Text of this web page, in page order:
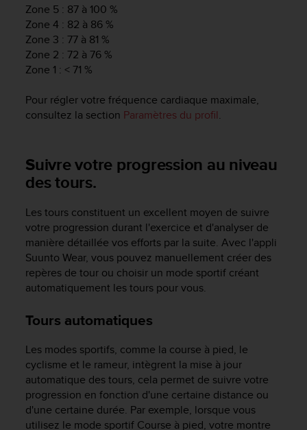
Zone 5 : 87 à 100 %
Zone 4 : 82 à 86 %
Zone 3 : 77 à 81 %
Zone 2 : 72 à 76 %
Zone 1 : < 71 %
Pour régler votre fréquence cardiaque maximale,
consultez la section Paramètres du profil.
Suivre votre progression au niveau
des tours.
Les tours constituent un excellent moyen de suivre
votre progression durant l'exercice et d'analyser de
manière détaillée vos efforts par la suite. Avec l'appli
Suunto Wear, vous pouvez manuellement créer des
repères de tour ou choisir un mode sportif créant
automatiquement les tours pour vous.
Tours automatiques
Les modes sportifs, comme la course à pied, le
cyclisme et le rameur, intègrent la mise à jour
automatique des tours, cela permet de suivre votre
progression en fonction d'une certaine distance ou
d'une certaine durée. Par exemple, lorsque vous
utilisez le mode sportif Course à pied, votre montre